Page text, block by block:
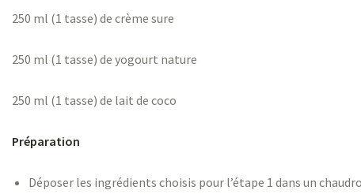
250 ml (1 tasse) de crème sure
250 ml (1 tasse) de yogourt nature
250 ml (1 tasse) de lait de coco
Préparation
Déposer les ingrédients choisis pour l’étape 1 dans un